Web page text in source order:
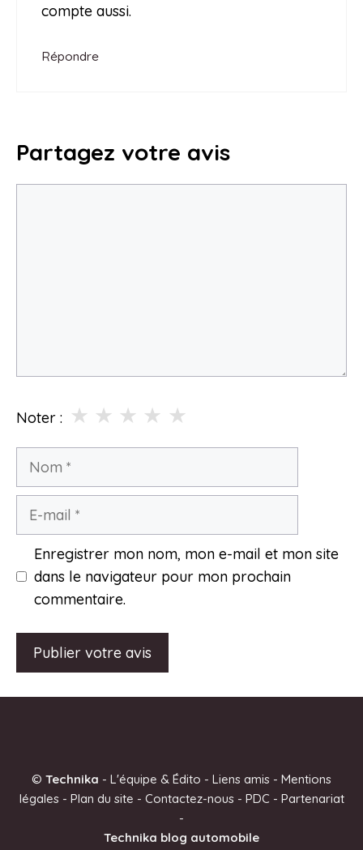
compte aussi.
Répondre
Partagez votre avis
Noter : ★
★
★
★
★
Nom
Enregistrer mon nom, mon e-mail et mon site
dans le navigateur pour mon prochain
commentaire.
n
© Technika - L'équipe & Édito - Liens amis - Mentions
légales- Plan du site - Contactez-nous- PDC - Partenariat
-
Technika blog automobile